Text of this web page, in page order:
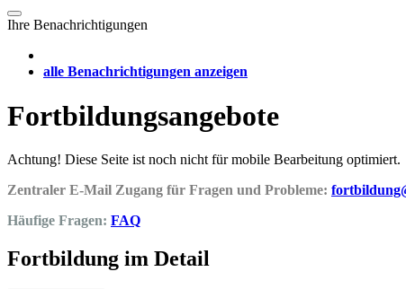
Ihre Benachrichtigungen
alle Benachrichtigungen anzeigen
Fortbildungsangebote
Achtung! Diese Seite ist noch nicht für mobile Bearbeitung optimiert.
Zentraler E-Mail Zugang für Fragen und Probleme:
Häufige Fragen: FAQ
Fortbildung im Detail